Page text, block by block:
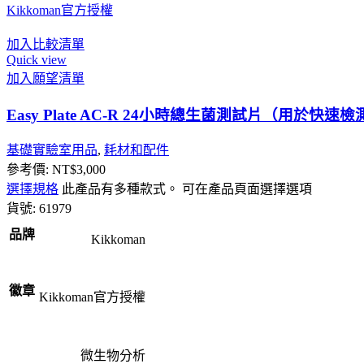
Kikkoman官方授權
加入比較清單
Quick view
加入願望清單
Easy Plate AC-R 24小時總生菌測試片（用於快速檢
基礎實驗室用品, 耗材和配件
參考價: NT$3,000
選擇規格 此產品有多種款式。 可在產品頁面選擇選項
貨號: 61979
品牌
Kikkoman
徽章 Kikkoman官方授權
微生物分析